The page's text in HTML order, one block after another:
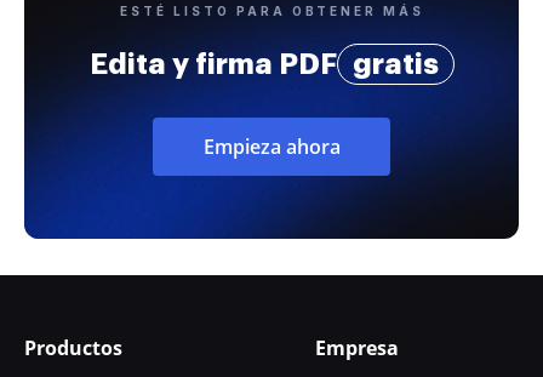
ESTÉ LISTO PARA OBTENER MÁS
Edita y firma PDF gratis
Empieza ahora
Productos Empresa